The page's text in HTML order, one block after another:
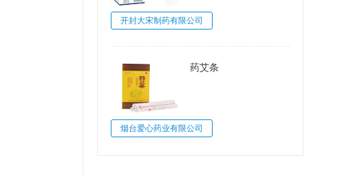
开封大宋制药有限公司
药艾条
烟台爱心药业有限公司